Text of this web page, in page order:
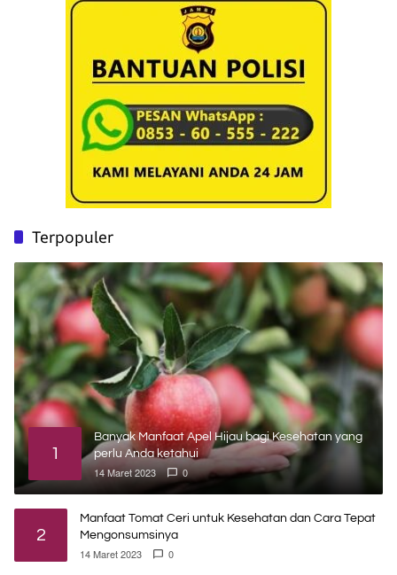
Terpopuler
1
Banyak Manfaat Apel Hijau bagi Kesehatan yang
perlu Anda ketahui
14 Maret 2023 0
2
Manfaat Tomat Ceri untuk Kesehatan dan Cara Tepat
Mengonsumsinya
14 Maret 2023 0